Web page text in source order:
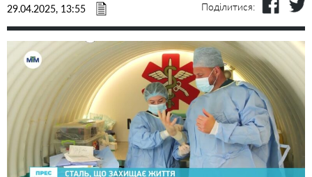
29.04.2025, 13:55 Поділитися: